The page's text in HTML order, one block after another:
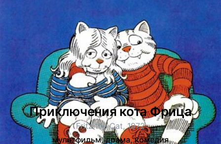
Приключения кота Фрица
Fritz the Cat, 1972
мультфильм, драма, комедия